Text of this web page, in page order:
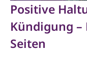
Positive
Kündigung
Seiten